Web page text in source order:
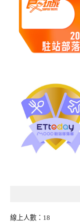
線上人數：18